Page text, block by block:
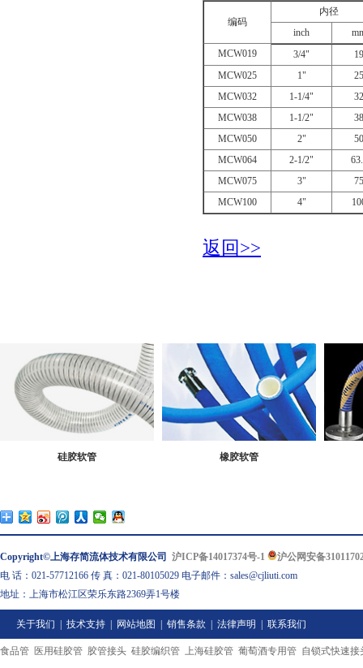
编码
内径
inch
MCW019
3/4"
19
MCW025
1"
25
MCW032
1-1/4"
32
MCW038
1-1/2"
38
MCW050
2"
50
MCW064
2-1/2"
MCW075
3"
75
MCW100
4"
返回>>
硅胶软管 橡胶软管
Copyright©上海存简流体技术有限公司 沪ICP备14017374号-1
沪公网安备
电 话：021-57712166 传 真：021-80105029 电子邮件：sales@cjliuti.com
地址：上海市松江区荣乐东路2369弄1号楼
关于我们 技术支持 网站地图 销售条款 法律声明 联系我们
食品管 医用硅胶管 胶管接头 硅胶编织管 上海硅胶管 葡萄酒专用管 自锁式快速接